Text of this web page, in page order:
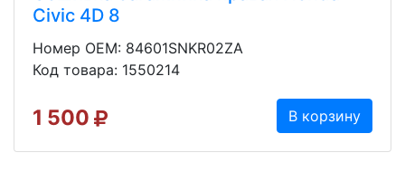
Civic 4D 8
Номер OEM: 84601SNKR02ZA
Код товара: 1550214
1 500 В корзину